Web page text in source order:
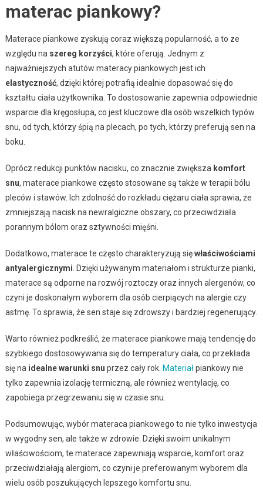
materac piankowy?
Materace piankowe zyskują coraz większą popularność, a to ze
względu na szereg korzyści, które oferują. Jednym z
najważniejszych atutów materacy piankowych jest ich
elastyczność, dzięki której potrafią idealnie dopasować się do
kształtu ciała użytkownika. To dostosowanie zapewnia odpowiednie
wsparcie dla kręgosłupa, co jest kluczowe dla osób wszelkich typów
snu, od tych, którzy śpią na plecach, po tych, którzy preferują sen na
boku.
Oprócz redukcji punktów nacisku, co znacznie zwiększa komfort
snu, materace piankowe często stosowane są także w terapii bólu
pleców i stawów. Ich zdolność do rozkładu ciężaru ciała sprawia, że
zmniejszają nacisk na newralgiczne obszary, co przeciwdziała
porannym bólom oraz sztywności mięśni.
Dodatkowo, materace te często charakteryzują sięwłaściwościami
antyalergicznymi . Dzięki używanym materiałom i strukturze pianki,
materace są odporne na rozwój roztoczy oraz innych alergenów, co
czyni je doskonałym wyborem dla osób cierpiących na alergie czy
astmę. To sprawia, że sen staje się zdrowszy i bardziej regenerujący.
Warto również podkreślić, że materace piankowe mają tendencję do
szybkiego dostosowywania się do temperatury ciała, co przekłada
się na idealne warunki snu przez cały rok. Materiałpiankowy nie
tylko zapewnia izolację termiczną, ale również wentylację, co
zapobiega przegrzewaniu się w czasie snu.
Podsumowując, wybór materaca piankowego to nie tylko inwestycja
w wygodny sen, ale także w zdrowie. Dzięki swoim unikalnym
właściwościom, te materace zapewniają wsparcie, komfort oraz
przeciwdziałają alergiom, co czyni je preferowanym wyborem dla
wielu osób poszukujących lepszego komfortu snu.